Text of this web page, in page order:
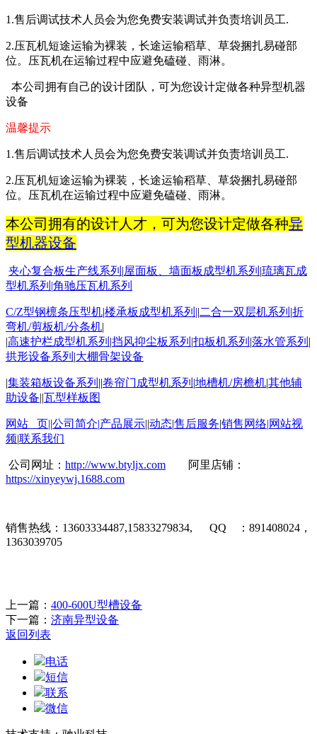
1.售后调试技术人员会为您免费安装调试并负责培训员工.
2.压瓦机短途运输为裸装，长途运输稻草、草袋捆扎易碰部
位。压瓦机在运输过程中应避免磕碰、雨淋。
本公司拥有自己的设计团队，可为您设计定做各种异型机器
设备
温馨提示
1.售后调试技术人员会为您免费安装调试并负责培训员工.
2.压瓦机短途运输为裸装，长途运输稻草、草袋捆扎易碰部
位。压瓦机在运输过程中应避免磕碰、雨淋。
本公司拥有的设计人才，可为您设计定做各种异
型机器设备
夹心复合板生产线系列 |屋面板 、墙面板成型机系列 |琉璃瓦成
型机系列 |角驰压瓦机系列
C/Z型钢檩条压型机|楼承板成型机系列 ||二合一双层机系列 |折
弯机/剪板机/分条机|
|高速护栏成型机系列 |挡风抑尘板系列 |扣板机系列 |落水管系列 |
拱形设备系列 |大棚骨架设备
|集装箱板设备系列 ||卷帘门成型机系列 |地槽机/房檐机|其他辅
助设备||瓦型样板图
网站 页||公司简介|产品展示||动态|售后服务|销售网络|网站视
频|联系我们
公司网址： http://www.btyljx.com
阿里店铺：
https://xinyeywj.1688.com
销售热线： 13603334487,15833279834, QQ ： 891408024 ，
1363039705
上一篇： 400-600U型槽设备
下一篇： 济南异型设备
返回列表
电话
短信
联系
微信